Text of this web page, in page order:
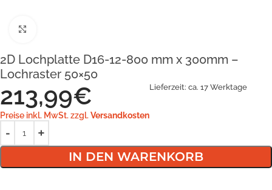
2D Lochplatte D16-12-800 mm x 300mm –
Lochraster 50×50
213,99€
Preise inkl. MwSt. zzgl. Versandkosten
Lieferzeit: ca. 17 Werktage
IN DEN WARENKORB